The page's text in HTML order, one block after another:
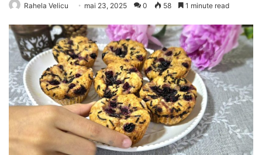
Rahela Velicu mai 23, 2025 0 58 1 minute read